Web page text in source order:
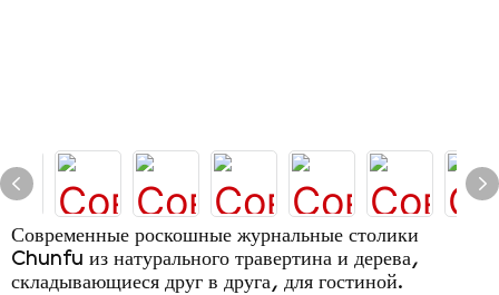
Современные роскошные журнальные столики
Chunfu из натурального травертина и дерева,
складывающиеся друг в друга, для гостиной.